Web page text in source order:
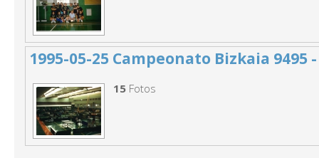
1995-05-25 Campeonato Bizkaia
15 Fotos